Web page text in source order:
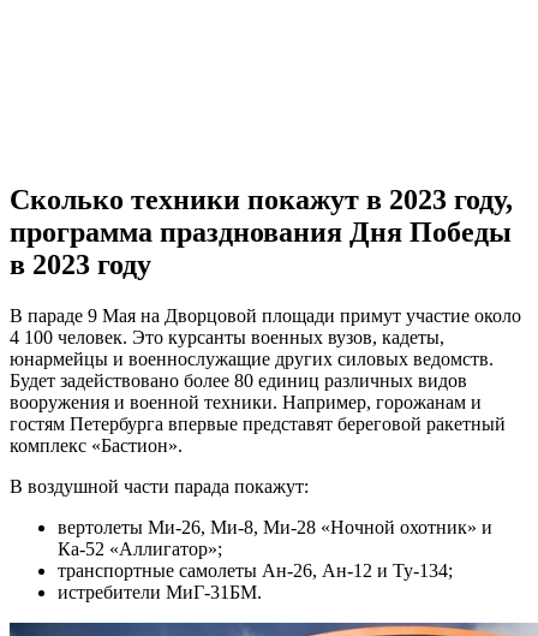
Сколько техники покажут в 2023 году,
программа празднования Дня Победы
в 2023 году
В параде 9 Мая на Дворцовой площади примут участие около
4 100 человек. Это курсанты военных вузов, кадеты,
юнармейцы и военнослужащие других силовых ведомств.
Будет задействовано более 80 единиц различных видов
вооружения и военной техники. Например, горожанам и
гостям Петербурга впервые представят береговой ракетный
комплекс «Бастион».
В воздушной части парада покажут:
вертолеты Ми-26, Ми-8, Ми-28 «Ночной охотник» и
Ка-52 «Аллигатор»;
транспортные самолеты Ан-26, Ан-12 и Ту-134;
истребители МиГ-31БМ.